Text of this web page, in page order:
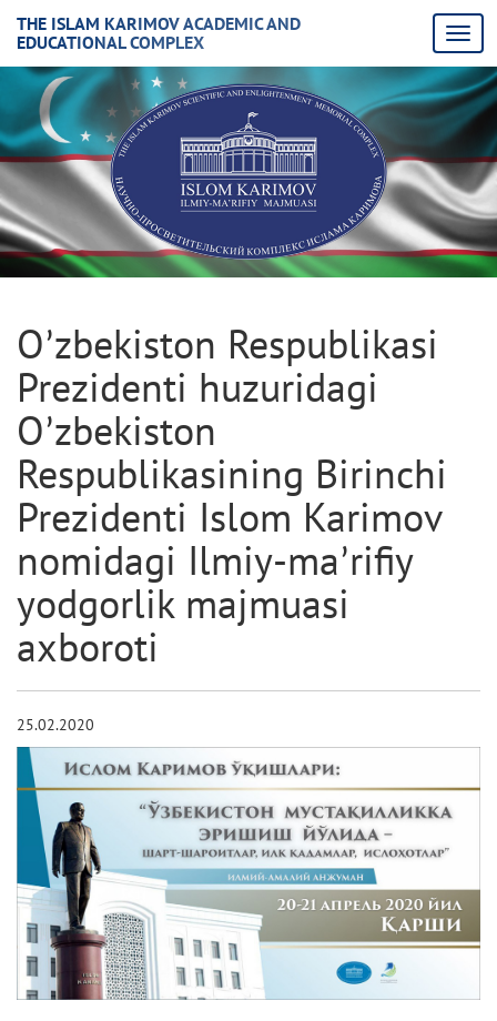
THE ISLAM KARIMOV ACADEMIC AND
EDUCATIONAL COMPLEX
Oʼzbekiston Respublikasi
Prezidenti huzuridagi
Oʼzbekiston
Respublikasining Birinchi
Prezidenti Islom Karimov
nomidagi Ilmiy-maʼrifiy
yodgorlik majmuasi
аxboroti
25.02.2020